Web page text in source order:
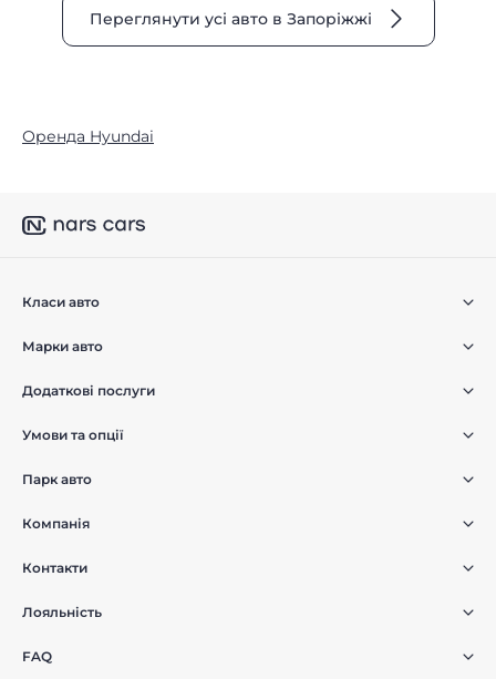
Переглянути усі авто в Запоріжжі
Оренда Hyundai
Класи авто
Марки авто
Додаткові послуги
Умови та опції
Парк авто
Компанія
Контакти
Лояльність
FAQ